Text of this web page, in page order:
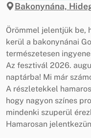
Bakonynána,
Örömmel jelentjük be,
kerül a bakonynánai
természetesen
Az fesztivál 2026.
naptárba! Mi már
A részletekkel
hogy nagyon színes
mindenki szuperül
Hamarosan